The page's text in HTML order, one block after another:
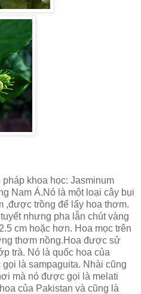
khoa học: Jasminum
Nam Á.Nó là một loại cây bụi
,được trồng để lấy hoa thơm.
nhưng pha lẫn chút vàng
cm hoặc hơn. Hoa mọc trên
thơm nồng.Hoa được sử
trà. Nó là quốc hoa của
là sampaguita. Nhài cũng
mà nó được gọi là melati
của Pakistan và cũng là